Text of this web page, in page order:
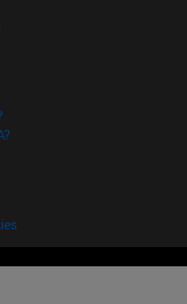
(abre en nueva ventana)
en nueva ventana)